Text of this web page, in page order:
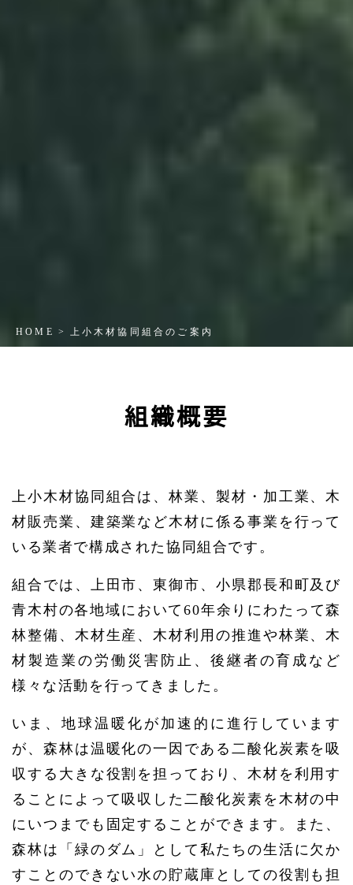
HOME 上小木材協同組合のご案内
組織概要
上小木材協同組合は、林業、製材・加工業、木
材販売業、建築業など木材に係る事業を行って
いる業者で構成された協同組合です。
組合では、上田市、東御市、小県郡長和町及び
青木村の各地域において60年余りにわたって森
林整備、木材生産、木材利用の推進や林業、木
材製造業の労働災害防止、後継者の育成など
様々な活動を行ってきました。
いま、地球温暖化が加速的に進行しています
が、森林は温暖化の一因である二酸化炭素を吸
収する大きな役割を担っており、木材を利用す
ることによって吸収した二酸化炭素を木材の中
にいつまでも固定することができます。また、
森林は「緑のダム」として私たちの生活に欠か
すことのできない水の貯蔵庫としての役割も担